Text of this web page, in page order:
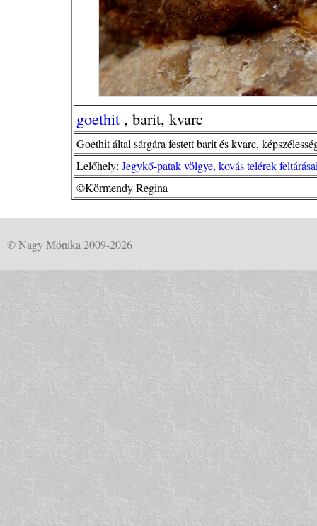
goethit , barit, kvarc
Goethit által sárgára festett barit és kvarc,
Lelőhely: Jegykő-patak völgye, kovás telérek
©Körmendy Regina
© Nagy Mónika 2009-2026